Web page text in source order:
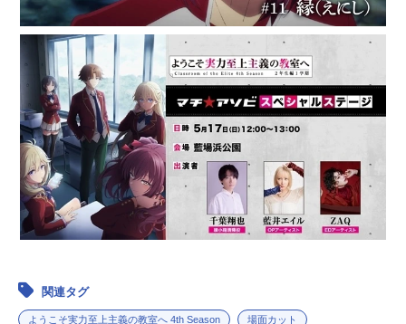
関連タグ
ようこそ実力至上主義の教室へ 4th Season 場面カット